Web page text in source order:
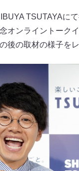
TSUTAYAに
オンライントーク
後の取材の様子を